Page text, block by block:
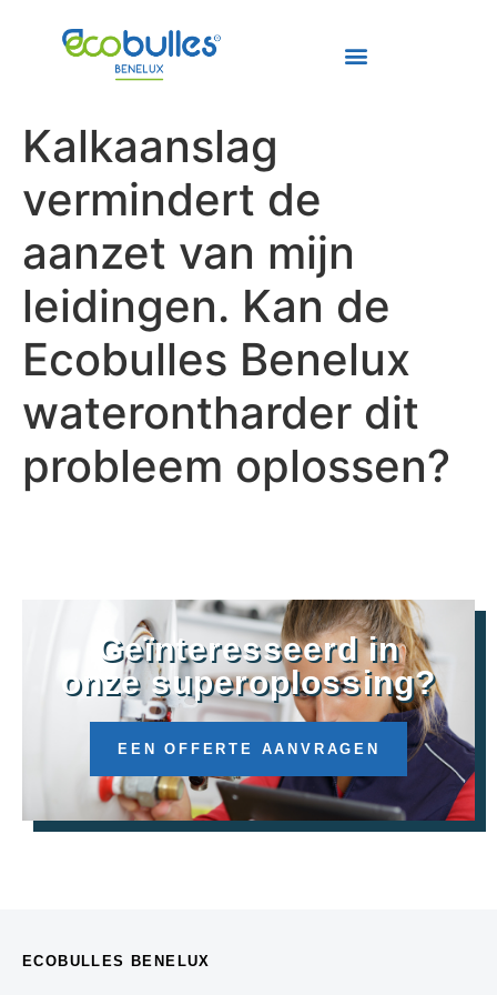
Kalkaanslag
vermindert de
aanzet van mijn
leidingen. Kan de
Ecobulles Benelux
waterontharder dit
probleem oplossen?
Geïnteresseerd in
onze superoplossing?
EEN OFFERTE AANVRAGEN
ECOBULLES BENELUX